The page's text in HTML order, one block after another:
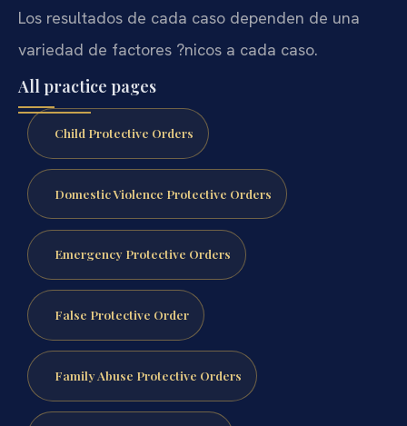
Los resultados de cada caso dependen de una
variedad de factores ?nicos a cada caso.
All practice pages
Child Protective Orders
Domestic Violence Protective Orders
Emergency Protective Orders
False Protective Order
Family Abuse Protective Orders